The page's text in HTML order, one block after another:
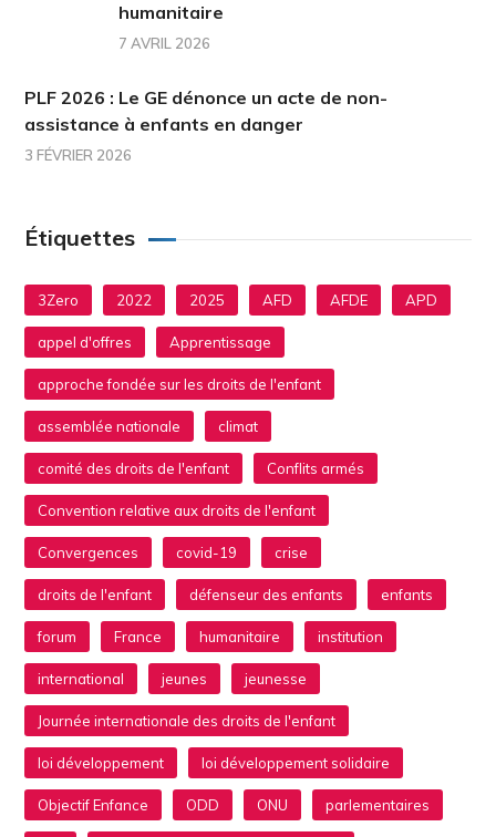
humanitaire
7 AVRIL 2026
PLF 2026 : Le GE dénonce un acte de non-
assistance à enfants en danger
3 FÉVRIER 2026
Étiquettes
3Zero 2022 2025 AFD AFDE APD
appel d'offres Apprentissage
approche fondée sur les droits de l'enfant
assemblée nationale climat
comité des droits de l'enfant Conflits armés
Convention relative aux droits de l'enfant
Convergences covid-19 crise
droits de l'enfant défenseur des enfants enfants
forum France humanitaire institution
international jeunes jeunesse
Journée internationale des droits de l'enfant
loi développement loi développement solidaire
Objectif Enfance ODD ONU parlementaires